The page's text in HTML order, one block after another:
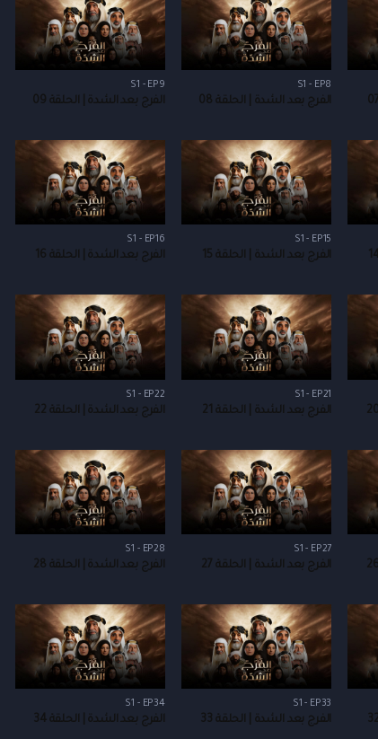
S1 - EP8
الفرج بعد الشدة | الحلقة 08
S1 - EP9
الفرج بعد الشدة | الحلقة 09
S1 - EP15
الفرج بعد الشدة | الحلقة 15
S1 - EP16
الفرج بعد الشدة | الحلقة 16
S1 - EP21
الفرج بعد الشدة | الحلقة 21
S1 - EP22
الفرج بعد الشدة | الحلقة 22
S1 - EP27
الفرج بعد الشدة | الحلقة 27
S1 - EP28
الفرج بعد الشدة | الحلقة 28
S1 - EP33
الفرج بعد الشدة | الحلقة 33
S1 - EP34
الفرج بعد الشدة | الحلقة 34